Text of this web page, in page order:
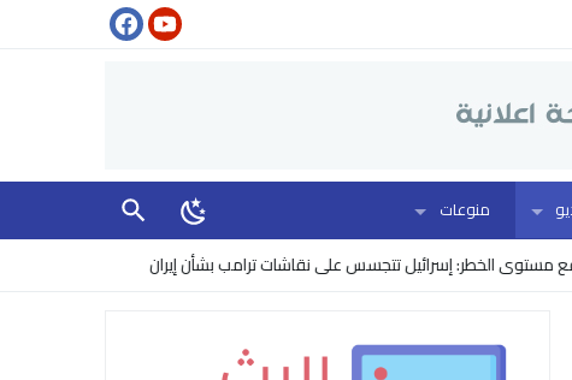
منوعات
الخطر: إسرائيل تتجسس على نقاشات ترامب بشأن إيران اتفاق لبناني